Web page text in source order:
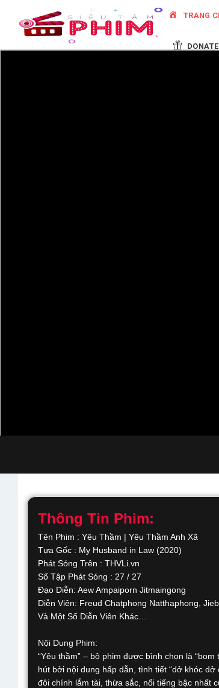
TRANG
Thông Tin Phim:
Tên Phim : Yêu Thầm | Yêu Thầm Anh Xã
Tựa Gốc : My Husband in Law (2020)
Phát Sóng Trên : THVLi.vn
Số Tập Phát Sóng : 27 / 27
Đạo Diễn: Aew Ampaiporn Jitmaingong
Diễn Viên: Freud Chatphong Natthaphong,
Và Một Số Diễn Viên Khác…
Nội Dung Phim:
“Yêu thầm” – bộ phim được bình chọn là
hút bởi nội dung hấp dẫn, tình tiết “dở khóc
đôi chính lắm tài, thừa sắc, nổi tiếng bậc nhất